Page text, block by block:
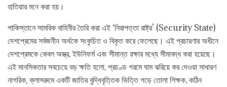
হাতিয়ার মনে করা হয়।
পাকিস্তানে সামরিক বাহিনীর তৈরি করা এই ‘নিরাপত্তা রাষ্ট্র’ (Security State)
দেশপ্রেমের সর্বজনীন অর্থকে সংকুচিত ও বিকৃত করে ফেলেছে। এই প্রচারণার অধীনে
দেশপ্রেমকে কেবল অস্ত্র, ইউনিফর্ম এবং সীমান্ত রক্ষার মধ্যে সীমাবদ্ধ করা হয়েছে।
এই মানসিকতার সবচেয়ে বড় ক্ষতি হলো, প্রচণ্ড গরমে ঘাম ঝরিয়ে কর দেওয়া সাধারণ
নাগরিক, ক্লাসরুমে একটি জাতির বুদ্ধিবৃত্তিক ভিত্তি গড়ে তোলা শিক্ষক, কঠিন